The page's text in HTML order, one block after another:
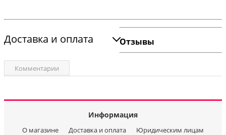
Доставка и оплата Отзывы
Комментарии
Информация
О магазине Доставка и оплата
Юридическим лицам